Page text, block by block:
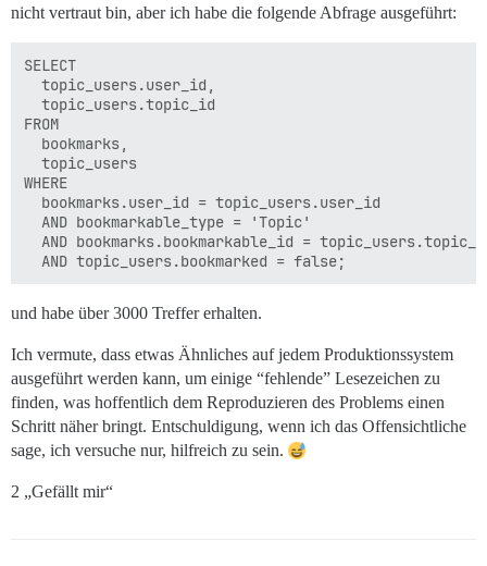
nicht vertraut bin, aber ich habe die folgende Abfrage ausgeführt:
SELECT
  topic_users.user_id,
  topic_users.topic_id
FROM
  bookmarks,
  topic_users
WHERE
  bookmarks.user_id = topic_users.user_id
  AND bookmarkable_type = 'Topic'
AND bookmarks.bookmarkable_id =
und habe über 3000 Treffer erhalten.
Ich vermute, dass etwas Ähnliches auf jedem Produktionssystem
ausgeführt werden kann, um einige “fehlende” Lesezeichen zu
finden, was hoffentlich dem Reproduzieren des Problems einen
Schritt näher bringt. Entschuldigung, wenn ich das Offensichtliche
sage, ich versuche nur, hilfreich zu sein.
2 „Gefällt mir“